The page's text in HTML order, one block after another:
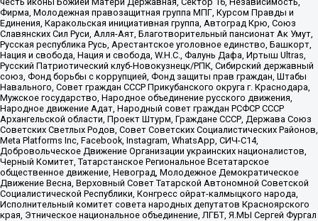
Фирма, Молодежная правозащитная группа МПГ, Курсом Правды и
Единения, Каракольская инициативная группа, Автоград Крю, Союз
Славянских Сил Руси, Алля-Аят, Благотворительный пансионат Ак Умут,
Русская республика Русь, Арестантское уголовное единство, Башкорт,
Нация и свобода, Нация и свобода, W.H.С., Фалунь Дафа, Иртыш Ultras,
Русский Патриотический клуб-Новокузнецк/РПК, Сибирский державный
союз, Фонд борьбы с коррупцией, Фонд защиты прав граждан, Штабы
Навального, Совет граждан СССР Прикубанского округа г. Краснодара,
Мужское государство, Народное объединение русского движения,
Народное движение Адат, Народный совет граждан РСФСР СССР
Архангельской области, Проект Штурм, Граждане СССР, Держава Союз
Советских Светлых Родов, Совет Советских Социалистических Районов,
Meta Platforms Inc, Facebook, Instagram, WhatsApp, СИЧ-С14,
Добровольческое Движение Организации украинских националистов,
Черный Комитет, Татарстанское Региональное Всетатарское
общественное движение, Невоград, Молодежное Демократическое
Движение Весна, Верховный Совет Татарской Автономной Советской
Социалистической Республики, Конгресс ойрат-калмыцкого народа,
Исполнительный комитет совета народных депутатов Красноярского
края, Этническое национальное объединение, ЛГБТ, Я.МЫ Сергей Фургал